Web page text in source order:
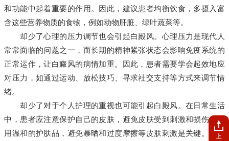
和功能中起着重要的作用。因此，建议患者均衡饮食，多摄入富
含这些营养物质的食物，例如动物肝脏、绿叶蔬菜等。
却少了心理的压力调节也会引起白殿风。心理压力是现代人
常常面临的问题之一，而长期的精神紧张状态会影响免疫系统的
正常运作，让白癜风的病情加重。因此，患者需要学会起效地应
对压力，如通过运动、放松技巧、寻求社交支持等方式来调节情
绪。
却少了对于个人护理的重视也可能引起白殿风。在日常生活
中，患者应注意保护自己的皮肤，避免皮肤受到刺激和损伤。使
用温和的护肤品，避免暴晒和过度摩擦等皮肤刺激是关键。定期
上